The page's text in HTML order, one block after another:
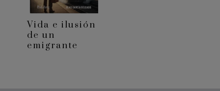
Vida e ilusión
de un
emigrante